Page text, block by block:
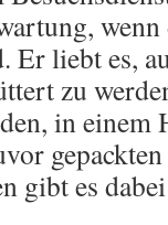
wenn
Er liebt es,
zu
in
gibt es